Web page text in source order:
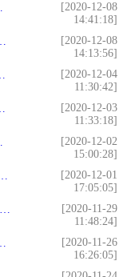
[2020-12-08
14:41:18]
[2020-12-08
14:13:56]
[2020-12-04
11:30:42]
[2020-12-03
11:33:18]
[2020-12-02
15:00:28]
[2020-12-01
17:05:05]
[2020-11-29
11:48:24]
[2020-11-26
16:26:05]